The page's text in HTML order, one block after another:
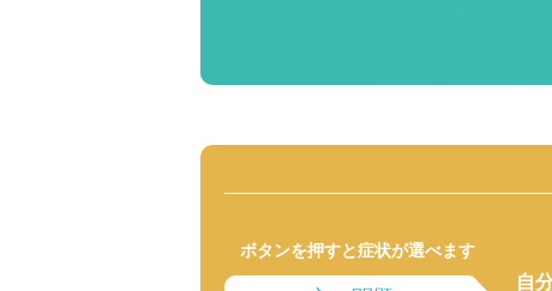
ボタンを押すと症状が選べます
自